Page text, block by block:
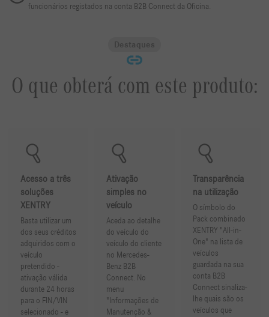
funcionários registados na conta B2B Connect da Oficina.
Destaques
O que obterá com este produto:
Acesso a três
soluções
XENTRY
Basta utilizar um
dos seus créditos
adquiridos com o
veículo
pretendido -
ativação válida
durante 24 horas
para o FIN/VIN
selecionado - e
Ativação
simples no
veículo
Aceda ao detalhe
do veículo do
veículo do cliente
no Mercedes-
Benz B2B
Connect. No
menu
"Informações de
Manutenção &
Transparência
na utilização
O símbolo do
Pack combinado
XENTRY "All-in-
One" na lista de
veículos
guardada na sua
conta B2B
Connect sinaliza-
lhe quais são os
veículos que